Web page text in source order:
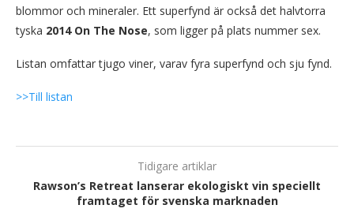
blommor och mineraler. Ett superfynd är också det halvtorra
tyska 2014 On The Nose, som ligger på plats nummer sex.
Listan omfattar tjugo viner, varav fyra superfynd och sju fynd.
>>Till listan
Tidigare artiklar
Rawson’s Retreat lanserar ekologiskt vin speciellt
framtaget för svenska marknaden